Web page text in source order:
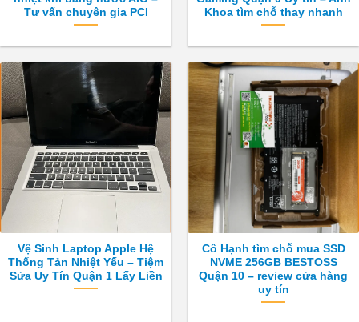
Tư vấn chuyên gia PCI
Khoa tìm chỗ thay nhanh
Vệ Sinh Laptop Apple Hệ
Thống Tản Nhiệt Yếu – Tiệm
Sửa Uy Tín Quận 1 Lấy Liền
Cô Hạnh tìm chỗ mua SSD
NVME 256GB BESTOSS
Quận 10 – review cửa hàng
uy tín